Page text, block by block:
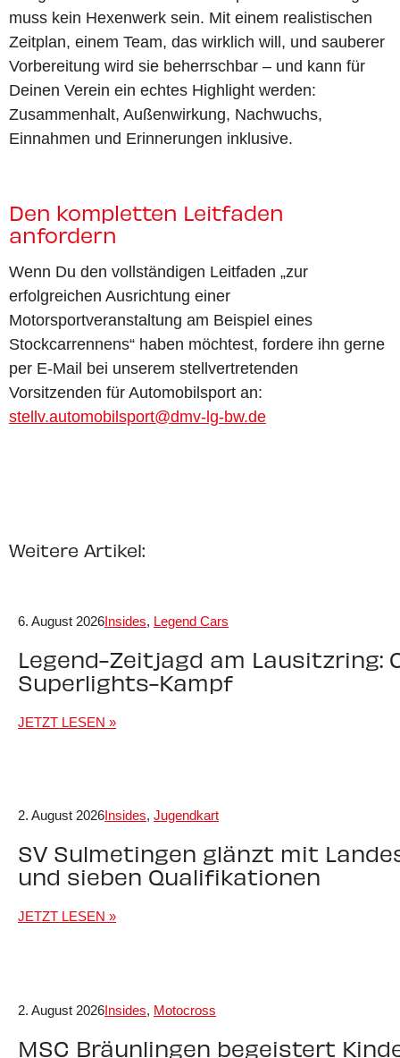
muss kein Hexenwerk sein. Mit einem realistischen
Zeitplan, einem Team, das wirklich will, und sauberer
Vorbereitung wird sie beherrschbar – und kann für
Deinen Verein ein echtes Highlight werden:
Zusammenhalt, Außenwirkung, Nachwuchs,
Einnahmen und Erinnerungen inklusive.
Den kompletten Leitfaden
anfordern
Wenn Du den vollständigen Leitfaden „zur
erfolgreichen Ausrichtung einer
Motorsportveranstaltung am Beispiel eines
Stockcarrennens“ haben möchtest, fordere ihn gerne
per E-Mail bei unserem stellvertretenden
Vorsitzenden für Automobilsport an:
stellv.automobilsport@dmv-lg-bw.de
Weitere Artikel:
6. August 2026Insides, Legend Cars
Legend-Zeitjagd am Lausitzring:
Superlights-Kampf
JETZT LESEN »
2. August 2026Insides, Jugendkart
SV Sulmetingen glänzt mit
und sieben Qualifikationen
JETZT LESEN »
2. August 2026Insides, Motocross
MSC Bräunlingen begeistert